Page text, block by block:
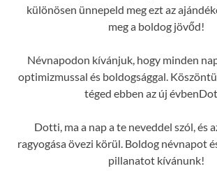
különösen ünnepeld meg ezt az
meg a boldog jövőd!
Névnapodon kívánjuk, hogy minden
optimizmussal és boldogsággal.
téged ebben az új
Dotti, ma a nap a te neveddel szól, és
ragyogása övezi körül. Boldog névnapot
pillanatot kívánunk!